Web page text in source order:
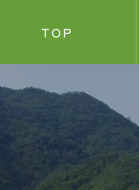
TOP
お知らせ
2025.05.26